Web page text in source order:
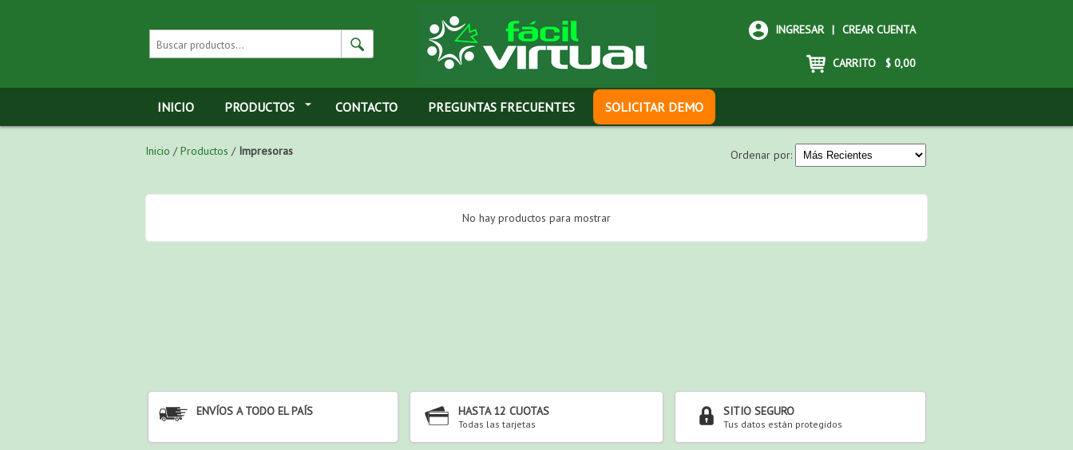
INGRESAR | CREAR CUENTA
CARRITO $ 0,00
INICIO PRODUCTOS CONTACTO PREGUNTAS FRECUENTES SOLICITAR DEMO
Inicio /Productos / Impresoras Ordenar por:
No hay productos para mostrar
ENVÍOS A TODO EL PAÍS HASTA 12 CUOTAS
Todas las tarjetas
SITIO SEGURO
Tus datos están protegidos